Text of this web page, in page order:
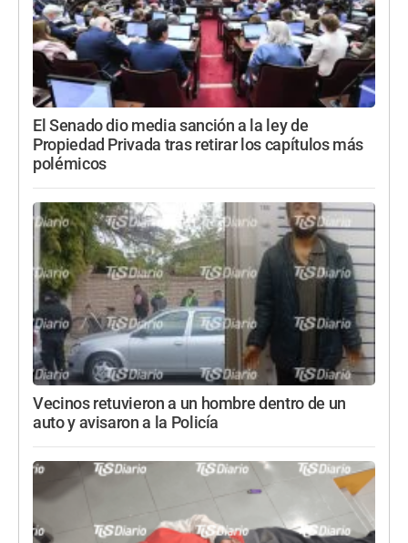
El Senado dio media sanción a la ley de
Propiedad Privada tras retirar los capítulos más
polémicos
Vecinos retuvieron a un hombre dentro de un
auto y avisaron a la Policía